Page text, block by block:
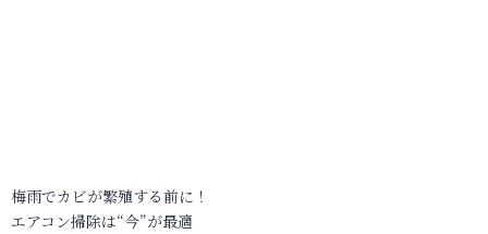
梅雨でカビが繁殖する前に！
エアコン掃除は“今”が最適